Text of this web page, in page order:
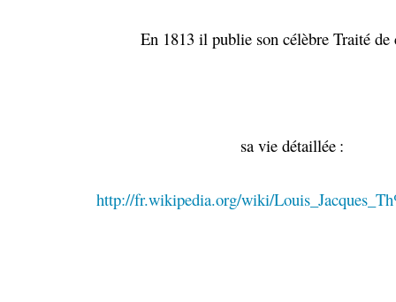
En 1813 il publie son célèbre Traité
sa vie détaillée :
http://fr.wikipedia.org/wiki/